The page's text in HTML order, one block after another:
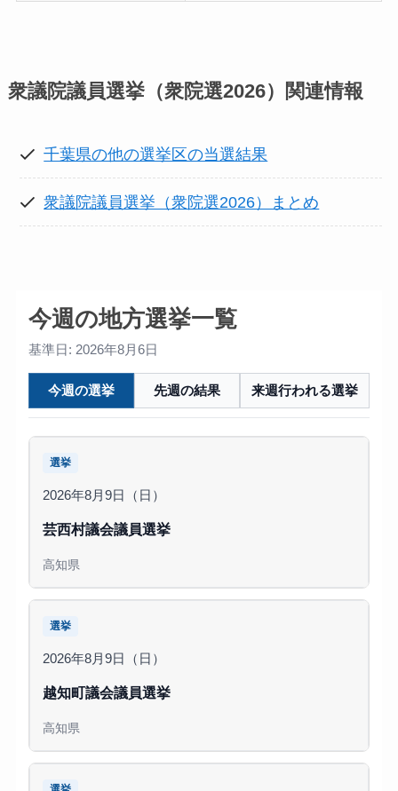
衆議院議員選挙（衆院選2026） 関連情報
千葉県の他の選挙区の当選結果
衆議院議員選挙（衆院選2026）まとめ
今週の地方選挙一覧
基準日: 2026年8月6日
今週の選挙 先週の結果 来週行われる選挙
選挙
2026年8月9日（日）
芸西村議会議員選挙
高知県
選挙
2026年8月9日（日）
越知町議会議員選挙
高知県